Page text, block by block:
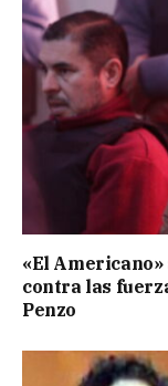
«El
contra las
Penzo